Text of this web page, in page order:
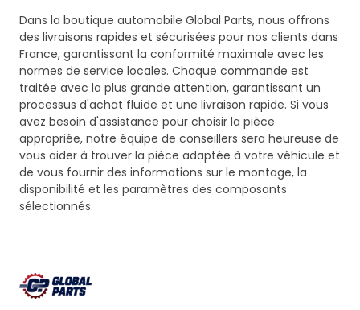
Dans la boutique automobile Global Parts, nous offrons
des livraisons rapides et sécurisées pour nos clients dans
France, garantissant la conformité maximale avec les
normes de service locales. Chaque commande est
traitée avec la plus grande attention, garantissant un
processus d'achat fluide et une livraison rapide. Si vous
avez besoin d'assistance pour choisir la pièce
appropriée, notre équipe de conseillers sera heureuse de
vous aider à trouver la pièce adaptée à votre véhicule et
de vous fournir des informations sur le montage, la
disponibilité et les paramètres des composants
sélectionnés.